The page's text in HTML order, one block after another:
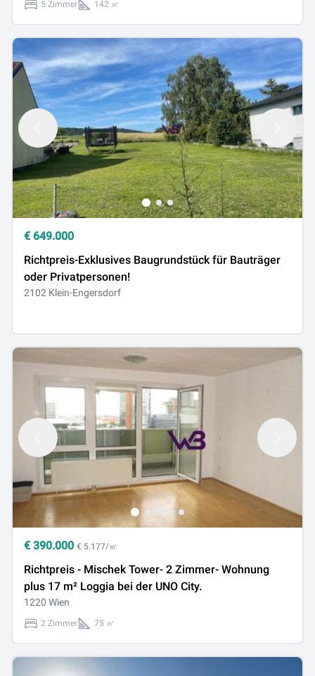
5 Zimmer 142 ㎡
€ 649.000
Richtpreis-Exklusives Baugrundstück für Bauträger
oder Privatpersonen!
2102 Klein-Engersdorf
€ 390.000 € 5.177/㎡
Richtpreis - Mischek Tower- 2 Zimmer- Wohnung
plus 17 m² Loggia bei der UNO City.
1220 Wien
2 Zimmer 75 ㎡